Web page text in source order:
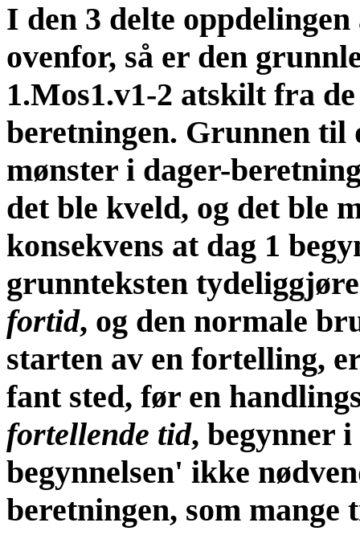
I den 3 delte
ovenfor, så er den
1.Mos1.v1-2 atskilt fra
beretningen. Grunnen til
mønster i dager-
det ble kveld, og det ble
konsekvens at dag 1
grunnteksten
fortid, og den normale
starten av en fortelling,
fant sted, før en
fortellende tid, begynner
begynnelsen' ikke
beretningen, som